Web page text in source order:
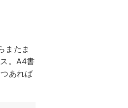
またま
。A4書
あれば